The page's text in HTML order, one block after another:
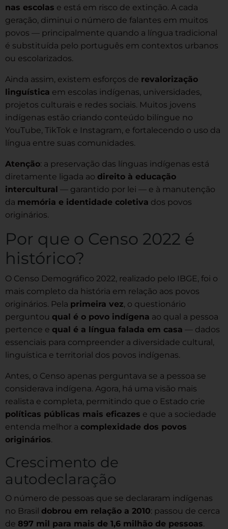
nas escolas e está em risco de extinção. A cada
geração, diminui o número de falantes em muitos
povos — principalmente quando a língua tradicional
é substituída pelo português em contextos urbanos
ou escolarizados.
Ainda assim, existem esforços de revalorização
linguística em escolas indígenas, universidades,
projetos culturais e redes sociais. Muitos jovens
indígenas estão criando conteúdo bilíngue no
YouTube, TikTok e Instagram, e fortalecendo o uso da
língua entre suas comunidades.
Atenção: a preservação das línguas indígenas está
diretamente ligada ao direito à educação
intercultural — garantido por lei — e à manutenção
da memória e identidade coletiva dos povos
originários.
Por que o Censo 2022 é
histórico?
O Censo Demográfico 2022, realizado pelo IBGE, foi o
mais completo da história em relação aos povos
originários. Pela primeira vez, o questionário
perguntou qual é o povo indígena ao qual a pessoa
pertence e qual é a língua falada em casa — dados
essenciais para compreender a diversidade cultural,
linguística e territorial dos povos indígenas.
Antes, o Censo apenas perguntava se a pessoa se
considerava indígena. Agora, há uma visão mais
realista e completa, permitindo que o Estado crie
políticas públicas mais eficazes e que a sociedade
entenda melhor a complexidade dos povos
originários.
Crescimento de
autodeclaração
O número de pessoas que se declararam indígenas
no Brasil dobrou em relação a 2010: passou de cerca
de 897 mil para mais de 1,6 milhão de pessoas.